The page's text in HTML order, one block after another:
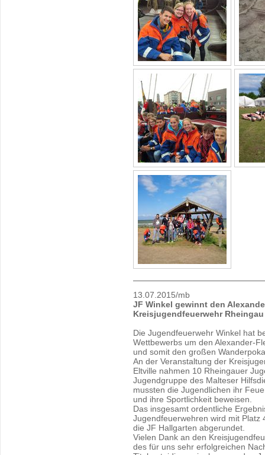
13.07.2015/mb
JF Winkel gewinnt den
Kreisjugendfeuerwehr Rheingau
Die Jugendfeuerwehr Winkel hat
Wettbewerbs um den Alexander-
und somit den großen
An der Veranstaltung der
Eltville nahmen 10 Rheingauer
Jugendgruppe des Malteser
mussten die Jugendlichen ihr
und ihre Sportlichkeit beweisen.
Das insgesamt ordentliche
Jugendfeuerwehren wird mit Platz
die JF Hallgarten abgerundet.
Vielen Dank an den
des für uns sehr erfolgreichen